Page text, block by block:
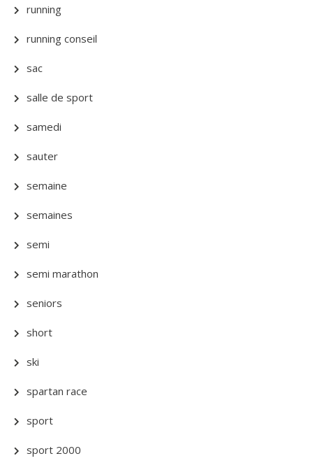
running
running conseil
sac
salle de sport
samedi
sauter
semaine
semaines
semi
semi marathon
seniors
short
ski
spartan race
sport
sport 2000